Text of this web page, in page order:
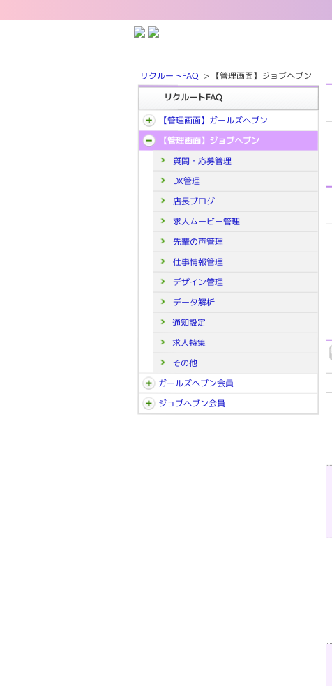
リクルートFAQ > 【管理画面】ジョブヘブン
リクルートFAQ
【管理画面】ガールズヘブン
【管理画面】ジョブヘブン
質問・応募管理
DX管理
店長ブログ
求人ムービー管理
先輩の声管理
仕事情報管理
デザイン管理
データ解析
通知設定
求人特集
その他
ガールズヘブン会員
ジョブヘブン会員